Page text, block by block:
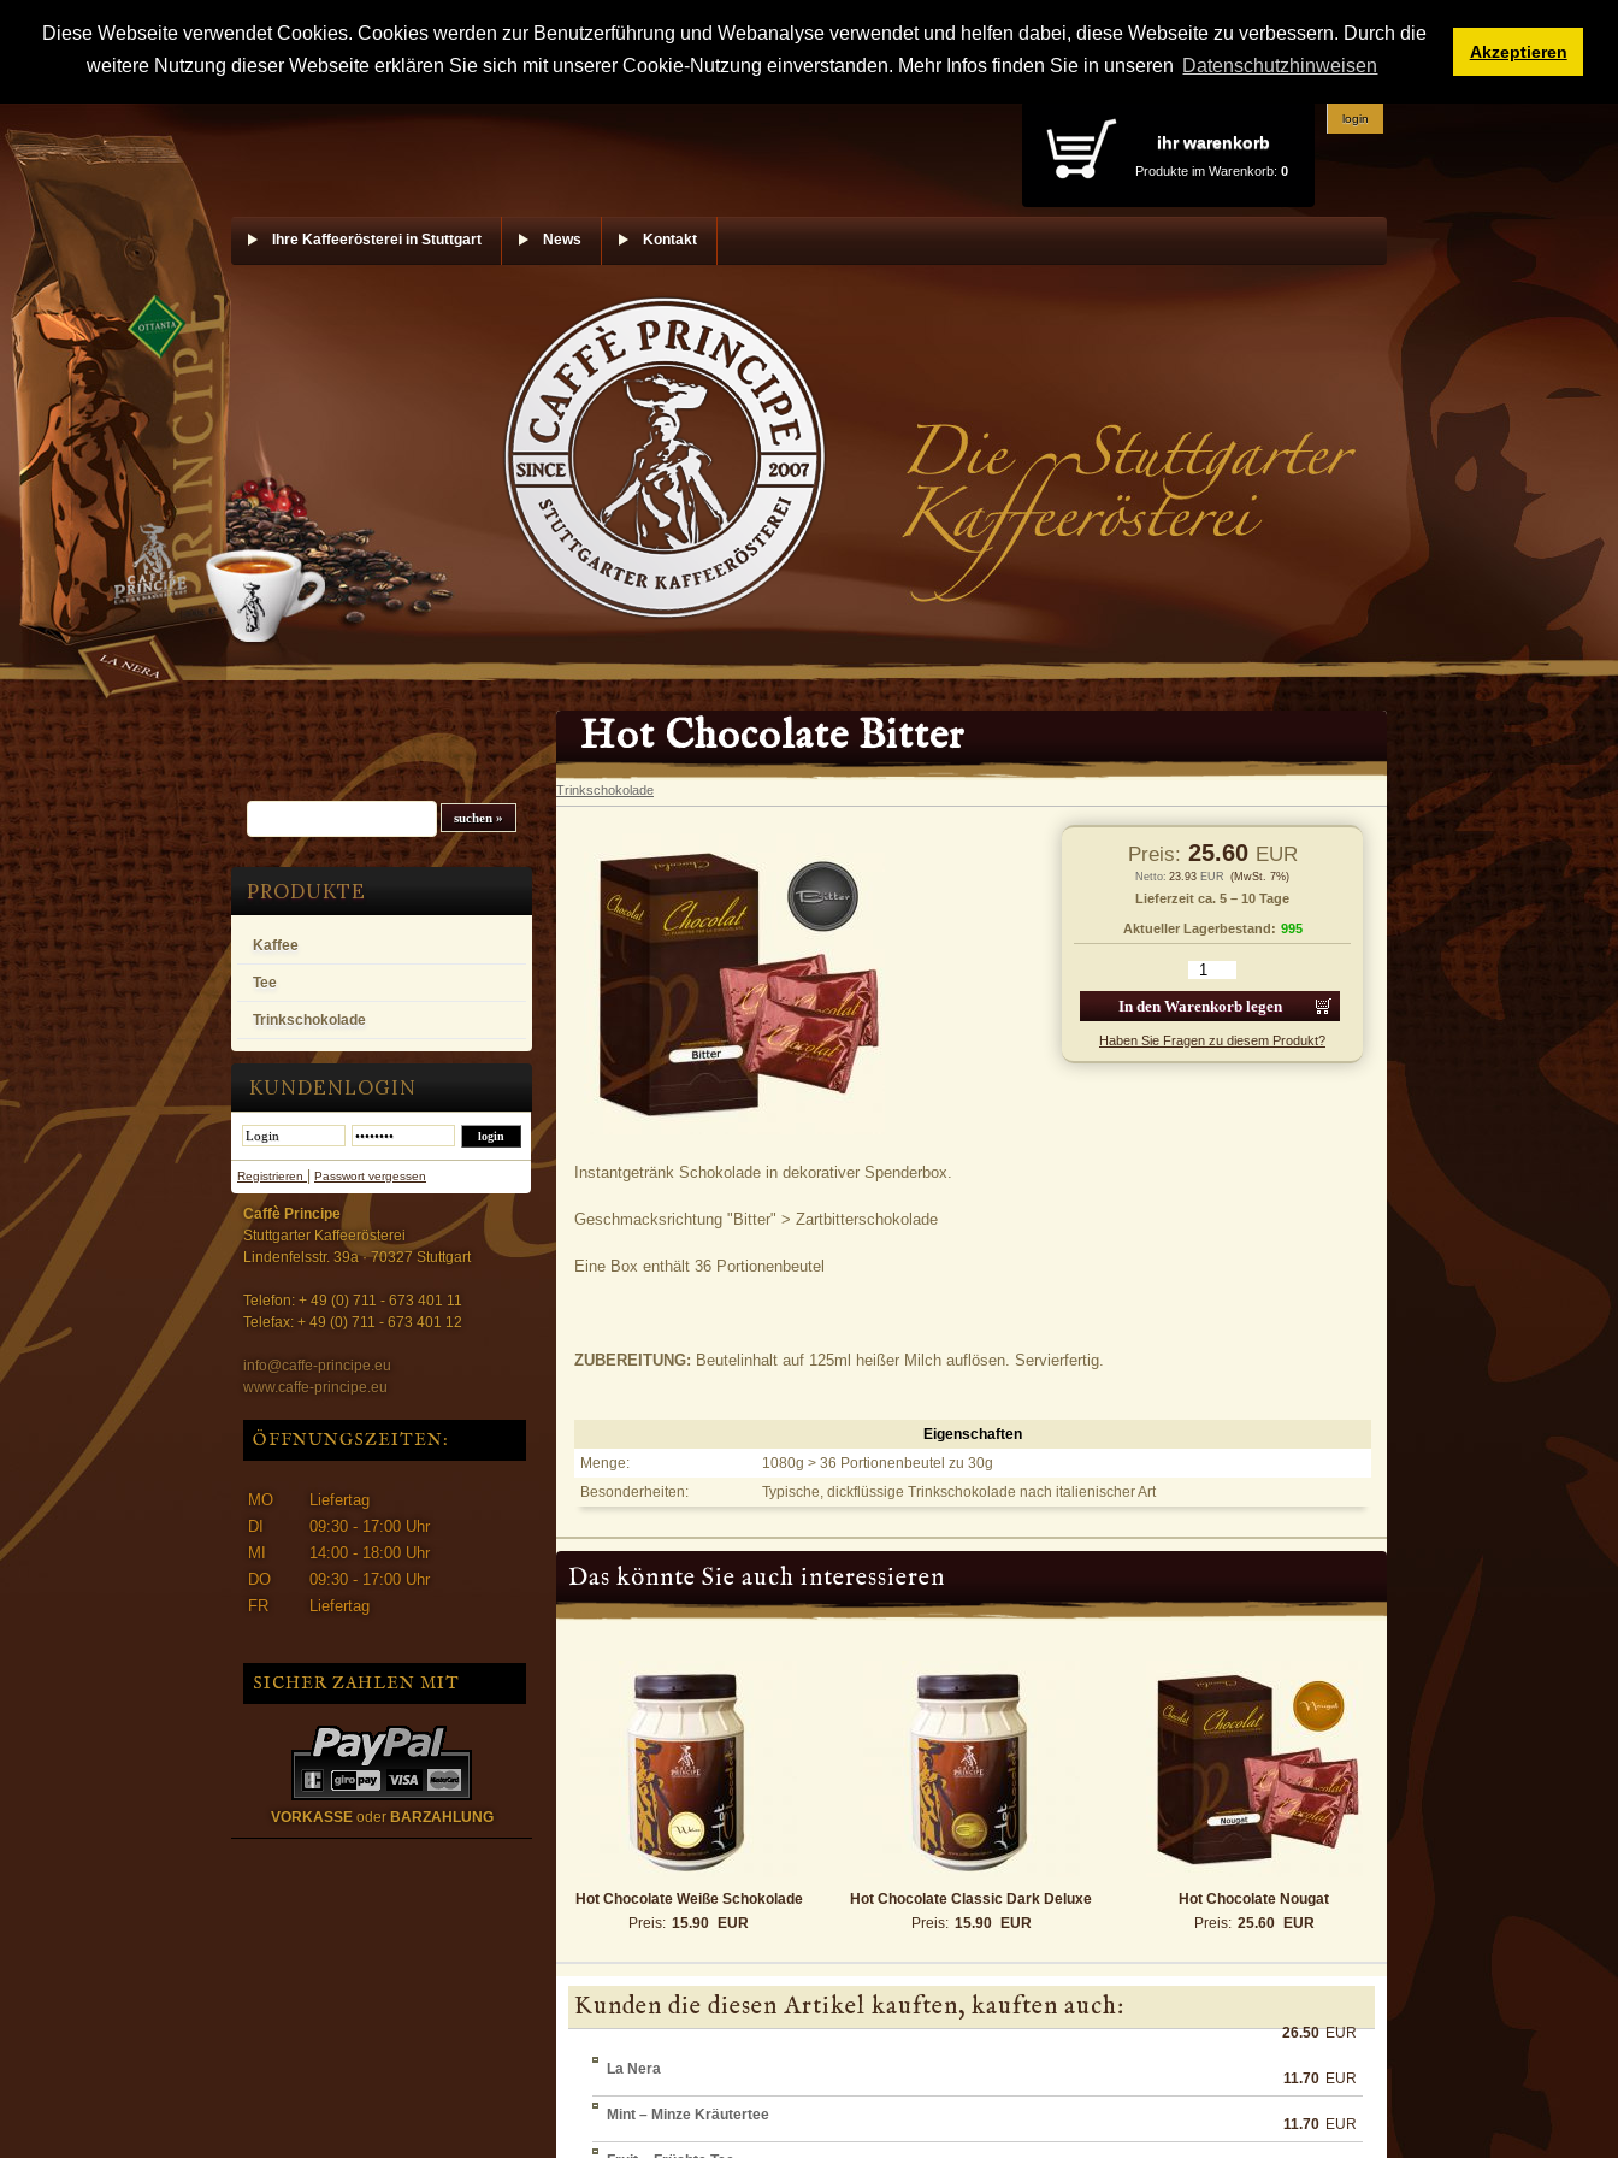
Diese Webseite verwendet Cookies. Cookies werden zur Benutzerführung und Webanalyse verwendet und helfen dabei, diese Webseite zu verbessern. Durch die
weitere Nutzung dieser Webseite erklären Sie sich mit unserer Cookie-Nutzung einverstanden. Mehr Infos finden Sie in unseren Datenschutzhinweisen
Akzeptieren
ihr warenkorb
Produkte im Warenkorb: 0
login
Ihre Kaffeerösterei in Stuttgart News Kontakt
Suchfeld
PRODUKTE
Kaffee
Tee
Trinkschokolade
KUNDENLOGIN
Registrieren Passwort vergessen
Caffè Principe
Stuttgarter Kaffeerösterei
Lindenfelsstr. 39a · 70327 Stuttgart
Telefon: + 49 (0) 711 - 673 401 11
Telefax: + 49 (0) 711 - 673 401 12
info@caffe-principe.eu
www.caffe-principe.eu
ÖFFNUNGSZEITEN:
MO
Liefertag
DI
09:30 - 17:00 Uhr
MI
14:00 - 18:00 Uhr
DO
09:30 - 17:00 Uhr
FR
Liefertag
SICHER ZAHLEN MIT
VORKASSE oder BARZAHLUNG
Hot Chocolate Bitter
Trinkschokolade
Preis: 25.60 EUR
Netto: 23.93 EUR (MwSt. 7%)
Lieferzeit ca. 5 – 10 Tage
Aktueller Lagerbestand: 995
In den Warenkorb legen
Haben Sie Fragen zu diesem Produkt?
Instantgetränk Schokolade in dekorativer Spenderbox.
Geschmacksrichtung "Bitter" > Zartbitterschokolade
Eine Box enthält 36 Portionenbeutel
ZUBEREITUNG: Beutelinhalt auf 125ml heißer Milch auflösen. Servierfertig.
Hot Chocolate Bitter - Eigenschaften
Eigenschaften
Menge:
1080g > 36 Portionenbeutel zu 30g
Besonderheiten:
Typische, dickflüssige Trinkschokolade nach italienischer Art
Das könnte Sie auch interessieren
Hot Chocolate Weiße Schokolade
Preis: 15.90 EUR
Hot Chocolate Classic Dark Deluxe
Preis: 15.90 EUR
Hot Chocolate Nougat
Preis: 25.60 EUR
Kunden die diesen Artikel kauften, kauften auch:
La Nera
26.50 EUR
Mint – Minze Kräutertee
11.70 EUR
11.70 EUR